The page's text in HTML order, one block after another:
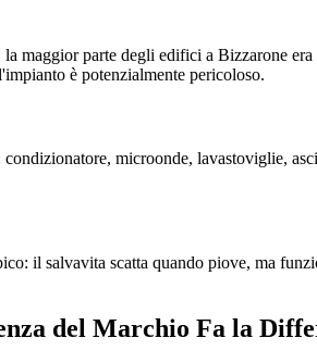
parte degli edifici a Bizzarone
è potenzialmente pericoloso.
microonde, lavastoviglie,
il salvavita scatta quando piove, ma
del Marchio Fa la